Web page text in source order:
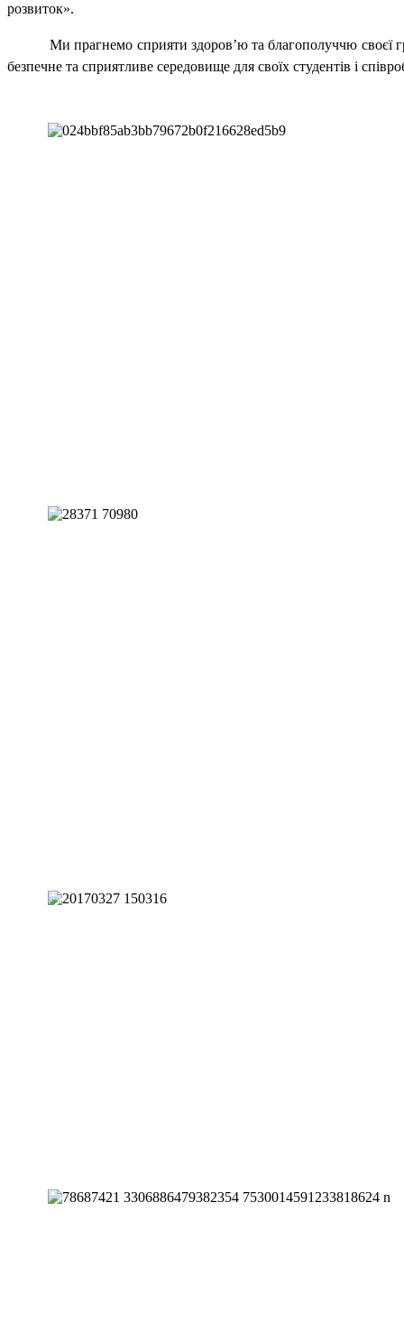
розвиток».
Ми прагнемо сприяти здоров’ю та благополуччю своєї
безпечне та сприятливе середовище для своїх студентів і